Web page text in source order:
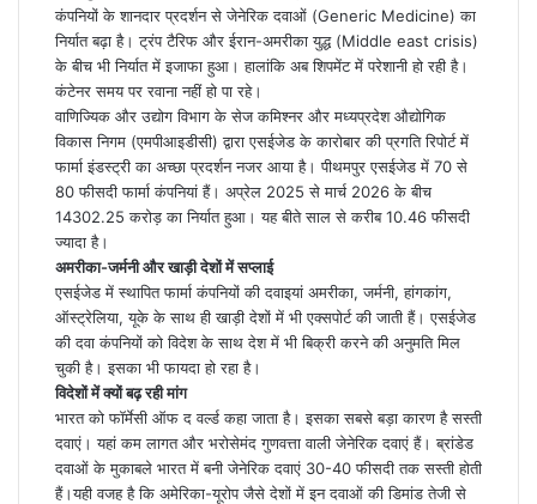
कंपनियों के शानदार प्रदर्शन से जेनेरिक दवाओं (Generic Medicine) का
निर्यात बढ़ा है। ट्रंप टैरिफ और ईरान-अमरीका युद्ध (Middle east crisis)
के बीच भी निर्यात में इजाफा हुआ। हालांकि अब शिपमेंट में परेशानी हो रही है।
कंटेनर समय पर रवाना नहीं हो पा रहे।
वाणिज्यिक और उद्योग विभाग के सेज कमिश्नर और मध्यप्रदेश औद्योगिक
विकास निगम (एमपीआइडीसी) द्वारा एसईजेड के कारोबार की प्रगति रिपोर्ट में
फार्मा इंडस्ट्री का अच्छा प्रदर्शन नजर आया है। पीथमपुर एसईजेड में 70 से
80 फीसदी फार्मा कंपनियां हैं। अप्रेल 2025 से मार्च 2026 के बीच
14302.25 करोड़ का निर्यात हुआ। यह बीते साल से करीब 10.46 फीसदी
ज्यादा है।
अमरीका-जर्मनी और खाड़ी देशों में सप्लाई
एसईजेड में स्थापित फार्मा कंपनियों की दवाइयां अमरीका, जर्मनी, हांगकांग,
ऑस्ट्रेलिया, यूके के साथ ही खाड़ी देशों में भी एक्सपोर्ट की जाती हैं। एसईजेड
की दवा कंपनियों को विदेश के साथ देश में भी बिक्री करने की अनुमति मिल
चुकी है। इसका भी फायदा हो रहा है।
विदेशों में क्यों बढ़ रही मांग
भारत को फॉर्मेसी ऑफ द वर्ल्ड कहा जाता है। इसका सबसे बड़ा कारण है सस्ती
दवाएं। यहां कम लागत और भरोसेमंद गुणवत्ता वाली जेनेरिक दवाएं हैं। ब्रांडेड
दवाओं के मुकाबले भारत में बनी जेनेरिक दवाएं 30-40 फीसदी तक सस्ती होती
हैं।यही वजह है कि अमेरिका-यूरोप जैसे देशों में इन दवाओं की डिमांड तेजी से